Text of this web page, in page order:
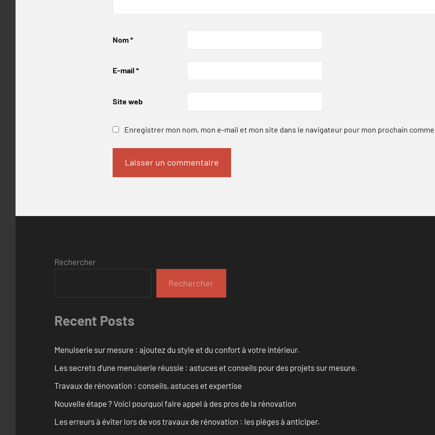
Nom*
E-mail *
Site web
Enregistrer mon nom, mon e-mail et mon site dans le navigateur pour mon prochain
Rechercher
Rechercher
Recent Posts
Menuiserie sur mesure : ajoutez du style et du confort à votre intérieur.
Les secrets d’une menuiserie réussie : astuces et conseils pour des projets sur mesure.
Travaux de rénovation : conseils, astuces et expertise
Nouvelle étape ? Voici pourquoi faire appel à des pros de la rénovation
Les erreurs à éviter lors de vos travaux de rénovation : les pièges à anticiper.